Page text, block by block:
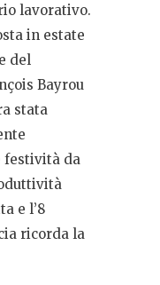
lavorativo.
in estate
del
Bayrou
stata
festività da
e l’8
ricorda la